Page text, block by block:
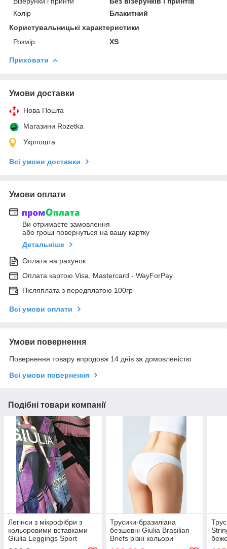
Колір
Блакитний
Користувальницькі характеристики
Розмір
XS
Приховати
Умови доставки
Нова Пошта
Магазини Rozetka
Укрпошта
Всі умови доставки
Умови оплати
Ви отримаєте замовлення
або гроші повернуться на вашу картку
Детальніше
Оплата на рахунок
Оплата картою Visa, Mastercard - WayForPay
Післяплата з передплатою 100гр
Всі умови оплати
Умови повернення
Повернення товару впродовж 14 днів за домовленістю
Всі умови повернення
Подібні товари компанії
Легінси з мікрофібри з
кольоровими вставками
Giulia Leggings Sport
Трусики-бразиліана
безшовні Giulia Brasilian
Briefs різні кольори